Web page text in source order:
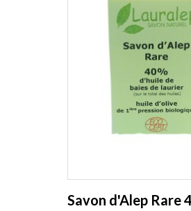
Savon d'Alep Rare